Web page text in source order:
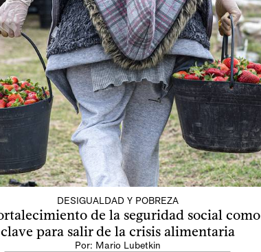
DESIGUALDAD Y POBREZA
de la seguridad social como
clave para salir de la crisis alimentaria
Por: Mario Lubetkin